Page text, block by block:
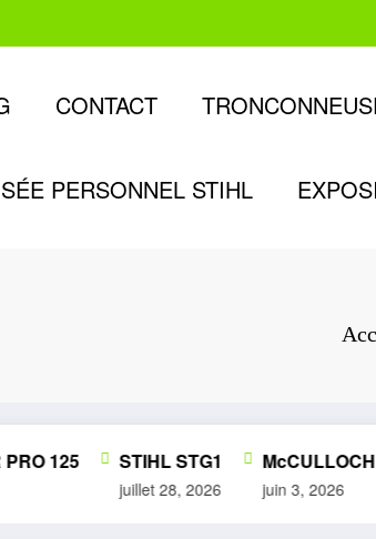
CONTACT
PERSONNEL STIHL
125 STIHL STG1
juillet 28, 2026
McCULLOCH
juin 3, 2026